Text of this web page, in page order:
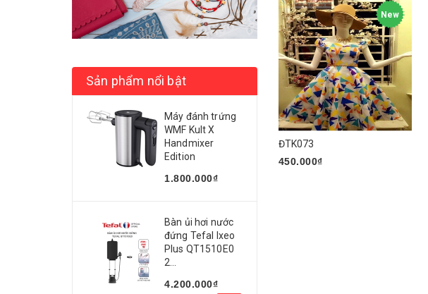
New
ĐTK073
450.000₫
Sản phẩm nổi bật
Máy đánh trứng
WMF Kult X
Handmixer
Edition
1.800.000₫
Bàn ủi hơi nước
đứng Tefal Ixeo
Plus QT1510E0
2...
4.200.000₫